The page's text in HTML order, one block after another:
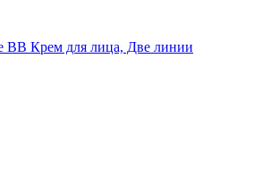
Крем для лица, Две линии